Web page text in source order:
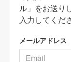
ル」をお送り
入力してくだ
メールアドレス